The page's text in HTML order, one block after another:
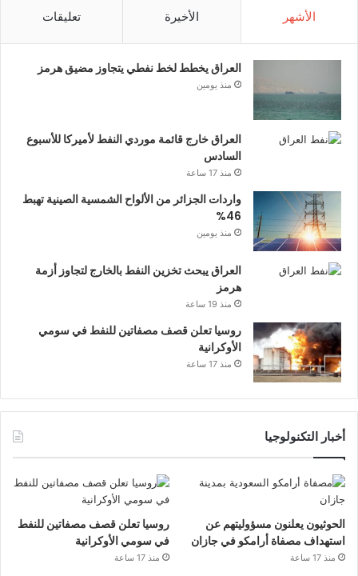
الأشهر الأخيرة تعليقات
العراق يخطط لخط نفطي يتجاوز مضيق هرمز
منذ يومين
العراق خارج قائمة موردي النفط لأميركا للأسبوع
السادس
منذ 17 ساعة
واردات الجزائر من الألواح الشمسية الصينية تهبط
46%
منذ يومين
العراق يبحث تخزين النفط بالخارج لتجاوز أزمة
هرمز
منذ 19 ساعة
روسيا تعلن قصف مصفاتين للنفط في سومي
الأوكرانية
منذ 17 ساعة
أخبار التكنولوجيا
الحوثيون يعلنون مسؤوليتهم عن
استهداف مصفاة أرامكو في جازان
منذ 17 ساعة
روسيا تعلن قصف مصفاتين للنفط
في سومي الأوكرانية
منذ 17 ساعة